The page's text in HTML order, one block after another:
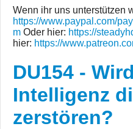
Wenn ihr uns unterstützen
https://www.paypal.com/
m Oder hier: https://
hier: https://
DU154 -
Intelligenz
zerstören?